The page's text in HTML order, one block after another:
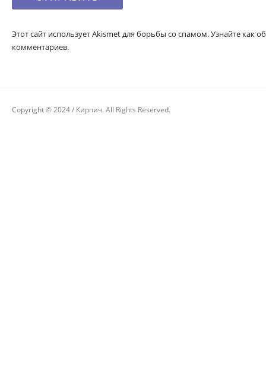
Этот сайт использует Akismet для борьбы со спамом. Узнайте как
комментариев.
Copyright © 2024 / Кирпич. All Rights Reserved.